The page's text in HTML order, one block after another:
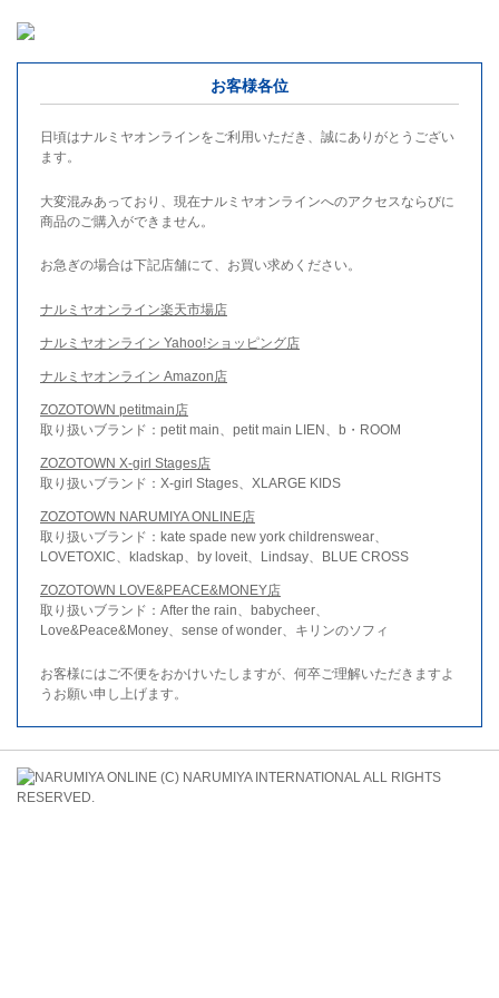
お客様各位
日頃はナルミヤオンラインをご利用いただき、誠にありがとうござい
ます。
大変混みあっており、現在ナルミヤオンラインへのアクセスならびに
商品のご購入ができません。
お急ぎの場合は下記店舗にて、お買い求めください。
ナルミヤオンライン楽天市場店
ナルミヤオンライン Yahoo!ショッピング店
ナルミヤオンライン Amazon店
ZOZOTOWN petitmain店
取り扱いブランド：petit main、petit main LIEN、b・ROOM
ZOZOTOWN X-girl Stages店
取り扱いブランド：X-girl Stages、XLARGE KIDS
ZOZOTOWN NARUMIYA ONLINE店
取り扱いブランド：kate spade new york childrenswear、
LOVETOXIC、kladskap、by loveit、Lindsay、BLUE CROSS
ZOZOTOWN LOVE&PEACE&MONEY店
取り扱いブランド：After the rain、babycheer、
Love&Peace&Money、sense of wonder、キリンのソフィ
お客様にはご不便をおかけいたしますが、何卒ご理解いただきますよ
うお願い申し上げます。